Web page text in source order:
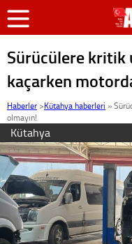
Sürücülere kritik
kaçarken
Haberler >Kütahya haberleri »
olmayın!
Kütahya